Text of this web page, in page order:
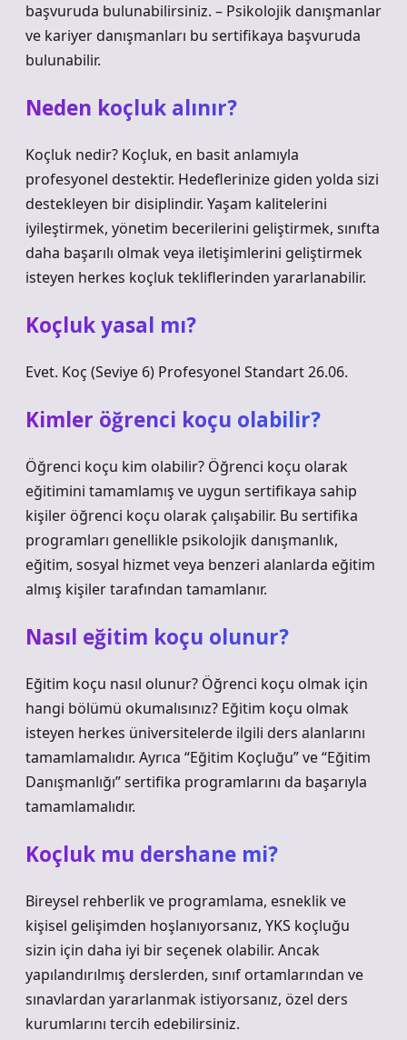
başvuruda bulunabilirsiniz. – Psikolojik danışmanlar
ve kariyer danışmanları bu sertifikaya başvuruda
bulunabilir.
Neden koçluk alınır?
Koçluk nedir? Koçluk, en basit anlamıyla
profesyonel destektir. Hedeflerinize giden yolda sizi
destekleyen bir disiplindir. Yaşam kalitelerini
iyileştirmek, yönetim becerilerini geliştirmek, sınıfta
daha başarılı olmak veya iletişimlerini geliştirmek
isteyen herkes koçluk tekliflerinden yararlanabilir.
Koçluk yasal mı?
Evet. Koç (Seviye 6) Profesyonel Standart 26.06.
Kimler öğrenci koçu olabilir?
Öğrenci koçu kim olabilir? Öğrenci koçu olarak
eğitimini tamamlamış ve uygun sertifikaya sahip
kişiler öğrenci koçu olarak çalışabilir. Bu sertifika
programları genellikle psikolojik danışmanlık,
eğitim, sosyal hizmet veya benzeri alanlarda eğitim
almış kişiler tarafından tamamlanır.
Nasıl eğitim koçu olunur?
Eğitim koçu nasıl olunur? Öğrenci koçu olmak için
hangi bölümü okumalısınız? Eğitim koçu olmak
isteyen herkes üniversitelerde ilgili ders alanlarını
tamamlamalıdır. Ayrıca “Eğitim Koçluğu” ve “Eğitim
Danışmanlığı” sertifika programlarını da başarıyla
tamamlamalıdır.
Koçluk mu dershane mi?
Bireysel rehberlik ve programlama, esneklik ve
kişisel gelişimden hoşlanıyorsanız, YKS koçluğu
sizin için daha iyi bir seçenek olabilir. Ancak
yapılandırılmış derslerden, sınıf ortamlarından ve
sınavlardan yararlanmak istiyorsanız, özel ders
kurumlarını tercih edebilirsiniz.